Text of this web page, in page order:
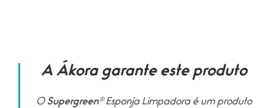
A Ákora garante este produto
O Supergreen® Esponja Limpadora é um produto